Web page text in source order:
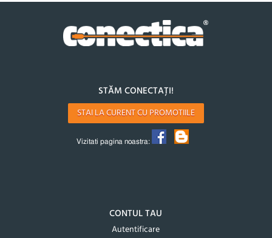
STĂM CONECTAȚI!
STAI LA CURENT CU PROMOTIILE
Vizitati pagina noastra:
CONTUL TAU
Autentificare